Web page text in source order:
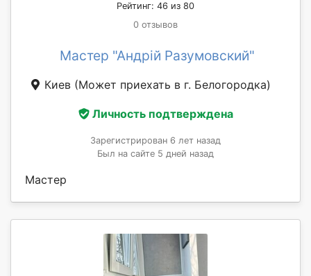
Рейтинг: 46 из 80
0 отзывов
Мастер "Андрій Разумовский"
Киев (Может приехать в г. Белогородка)
Личность подтверждена
Зарегистрирован 6 лет назад
Был на сайте 5 дней назад
Мастер